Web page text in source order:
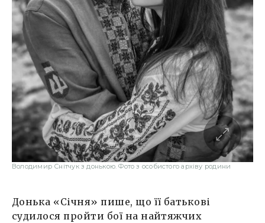
Володимир Снітчук з донькою. Фото з особистого архіву родини
Донька «Січня» пише, що її батькові
судилося пройти бої на найтяжчих